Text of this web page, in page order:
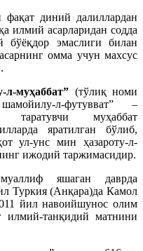
фақат диний далиллардан
илмий асарларидан содда
бўёқдор эмаслиги билан
омма учун махсус
л-муҳаббат” (тўлиқ номи
л-футувват” –
таратувчи муҳаббат
яратилган бўлиб,
ул-унс мин ҳазароту-л-
ижодий таржимасидир.
яшаган даврда
Туркия (Анқара)да Камол
йил навоийшунос олим
илмий-танқидий матнини